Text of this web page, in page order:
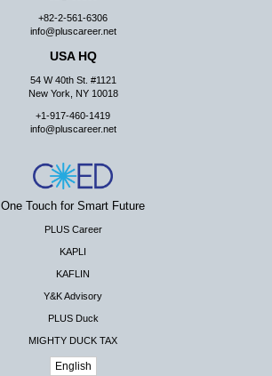
+82-2-561-6306
info@pluscareer.net
USA HQ
54 W 40th St. #1121
New York, NY 10018
+1-917-460-1419
info@pluscareer.net
One Touch for Smart Future
PLUS Career
KAPLI
KAFLIN
Y&K Advisory
PLUS Duck
MIGHTY DUCK TAX
English